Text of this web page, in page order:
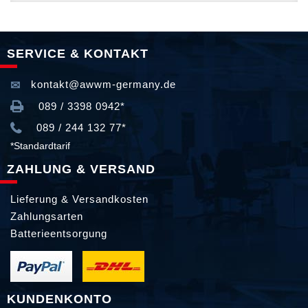
SERVICE & KONTAKT
kontakt@awwm-germany.de
089 / 3398 0942*
089 / 244 132 77*
*Standardtarif
ZAHLUNG & VERSAND
Lieferung & Versandkosten
Zahlungsarten
Batterieentsorgung
KUNDENKONTO